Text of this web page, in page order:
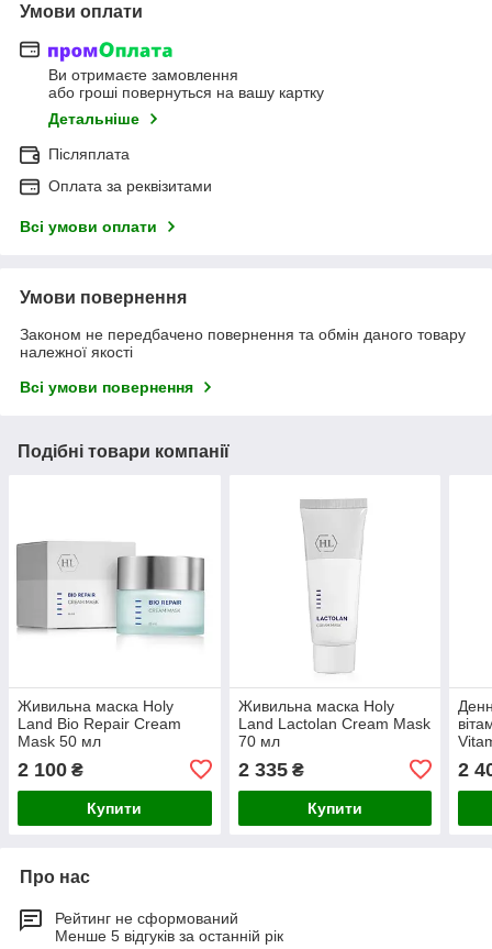
Умови оплати
Ви отримаєте замовлення
або гроші повернуться на вашу картку
Детальніше
Післяплата
Оплата за реквізитами
Всі умови оплати
Умови повернення
Законом не передбачено повернення та обмін даного товару
належної якості
Всі умови повернення
Подібні товари компанії
Живильна маска Holy
Land Bio Repair Cream
Mask 50 мл
2 100 ₴
Купити
Живильна маска Holy
Land Lactolan Cream Mask
70 мл
2 335₴
Купити
2
Про нас
Рейтинг не сформований
Менше 5 відгуків за останній рік